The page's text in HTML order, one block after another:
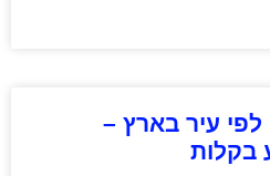
עיר בארץ –
בקלות